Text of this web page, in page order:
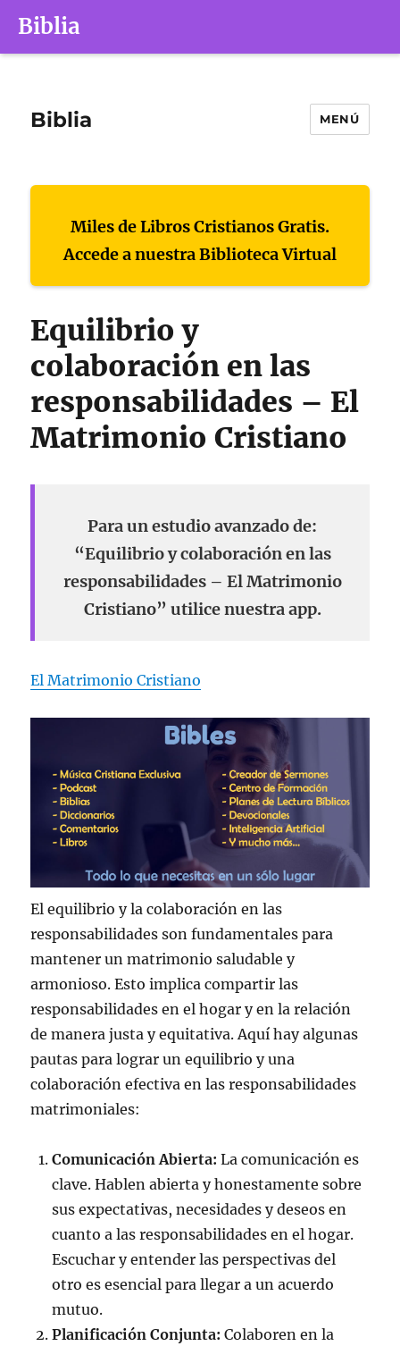
Biblia
Biblia MENÚ
Miles de Libros Cristianos Gratis.
Accede a nuestra Biblioteca Virtual
Equilibrio y
colaboración en las
responsabilidades – El
Matrimonio Cristiano
Para un estudio avanzado de:
“Equilibrio y colaboración en las
responsabilidades – El Matrimonio
Cristiano” utilice nuestra app.
El Matrimonio Cristiano
El equilibrio y la colaboración en las
responsabilidades son fundamentales para
mantener un matrimonio saludable y
armonioso. Esto implica compartir las
responsabilidades en el hogar y en la relación
de manera justa y equitativa. Aquí hay algunas
pautas para lograr un equilibrio y una
colaboración efectiva en las responsabilidades
matrimoniales:
Comunicación Abierta: La comunicación es
clave. Hablen abierta y honestamente sobre
sus expectativas, necesidades y deseos en
cuanto a las responsabilidades en el hogar.
Escuchar y entender las perspectivas del
otro es esencial para llegar a un acuerdo
mutuo.
Planificación Conjunta: Colaboren en la